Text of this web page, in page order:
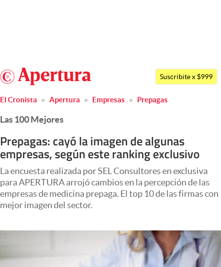
Argentina
Uruguay
Members
Economía y Política
Finanzas y Mercados
Negocios
Columnistas
Otras secciones
Apertura
Suscribite x $999
El Cronista Apertura Empresas Prepagas
Las 100 Mejores
Prepagas: cayó la imagen de algunas
empresas, según este ranking exclusivo
La encuesta realizada por SEL Consultores en exclusiva
para APERTURA arrojó cambios en la percepción de las
empresas de medicina prepaga. El top 10 de las firmas con
mejor imagen del sector.